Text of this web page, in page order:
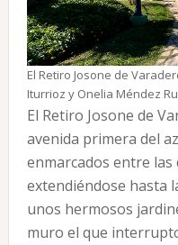
El Retiro Josone de
Iturrioz y Onelia Méndez
El Retiro Josone de
avenida primera del
enmarcados entre las
extendiéndose hasta
unos hermosos
muro el que